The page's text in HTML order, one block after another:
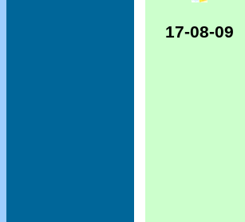
17-08-09